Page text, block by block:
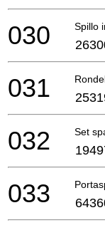
Spillo
030
031
Set
032
033